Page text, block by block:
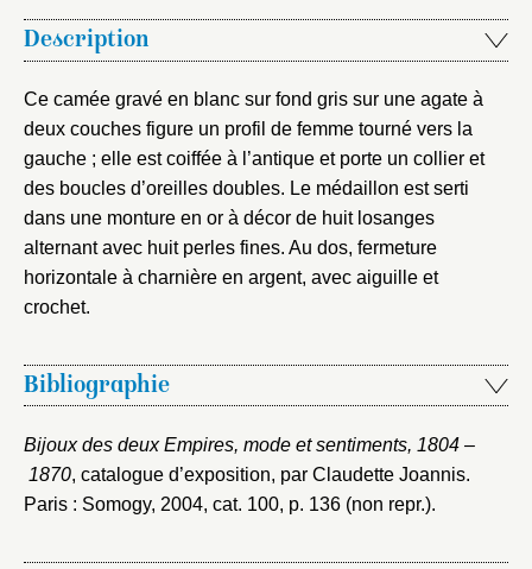
Description
Ce camée gravé en blanc sur fond gris sur une agate à
deux couches figure un profil de femme tourné vers la
gauche ; elle est coiffée à l’antique et porte un collier et
des boucles d’oreilles doubles. Le médaillon est serti
dans une monture en or à décor de huit losanges
alternant avec huit perles fines. Au dos, fermeture
horizontale à charnière en argent, avec aiguille et
crochet.
Bibliographie
Bijoux des deux Empires, mode et sentiments, 1804 –
1870, catalogue d’exposition, par Claudette Joannis.
Paris : Somogy, 2004, cat. 100, p. 136 (non repr.).